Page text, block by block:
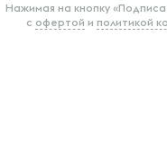
Нажимая на кнопку
с офертой и политикой